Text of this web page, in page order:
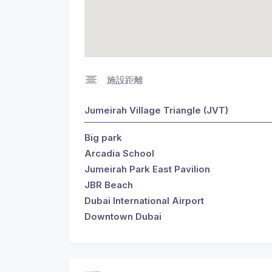
施設距離
Jumeirah Village Triangle (JVT)
Big park
Arcadia School
Jumeirah Park East Pavilion
JBR Beach
Dubai International Airport
Downtown Dubai